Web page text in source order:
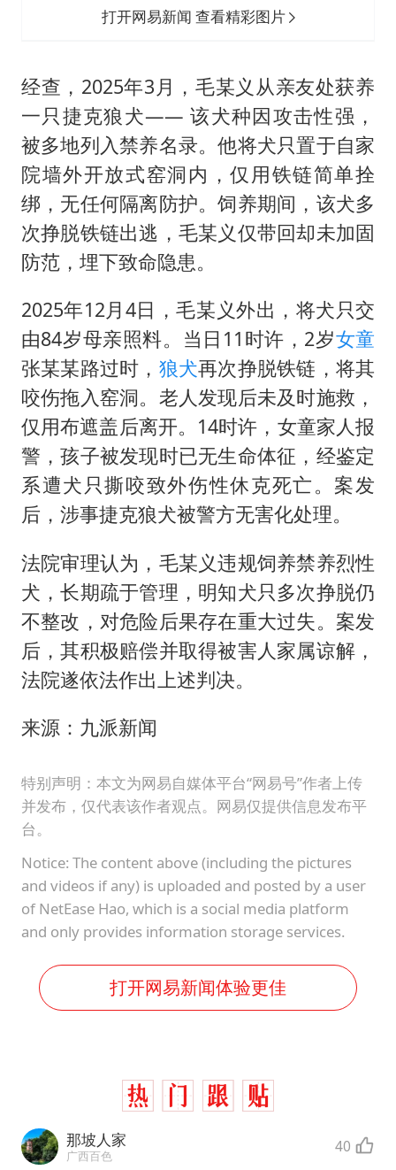
打开网易新闻 查看精彩图片
经查，2025年3月，毛某义从亲友处获养
一只捷克狼犬—— 该犬种因攻击性强，
被多地列入禁养名录。他将犬只置于自家
院墙外开放式窑洞内，仅用铁链简单拴
绑，无任何隔离防护。饲养期间，该犬多
次挣脱铁链出逃，毛某义仅带回却未加固
防范，埋下致命隐患。
2025年12月4日，毛某义外出，将犬只交
由84岁母亲照料。当日11时许，2岁女童
张某某路过时， 狼犬再次挣脱铁链，将其
咬伤拖入窑洞。老人发现后未及时施救，
仅用布遮盖后离开。14时许，女童家人报
警，孩子被发现时已无生命体征，经鉴定
系遭犬只撕咬致外伤性休克死亡。案发
后，涉事捷克狼犬被警方无害化处理。
法院审理认为，毛某义违规饲养禁养烈性
犬，长期疏于管理，明知犬只多次挣脱仍
不整改，对危险后果存在重大过失。案发
后，其积极赔偿并取得被害人家属谅解，
法院遂依法作出上述判决。
来源：九派新闻
特别声明：本文为网易自媒体平台“网易号”作者上传
并发布，仅代表该作者观点。网易仅提供信息发布平
台。
Notice: The content above (including the pictures
and videos if any) is uploaded and posted by a user
of NetEase Hao, which is a social media platform
and only provides information storage services.
打开网易新闻体验更佳
那坡人家
广西百色 40